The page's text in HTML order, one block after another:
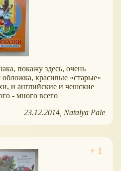
покажу здесь, очень
обложка, красивые
старые
и английские и чешские
- много всего
23.12.2014 Natalya Pale